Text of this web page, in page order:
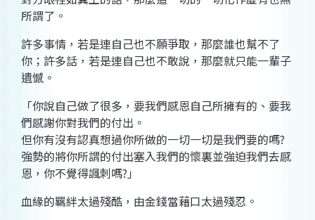
所謂了。
許多事情，若是連自己也不願爭取，那麼誰也幫不了
你；許多話，若是連自己也不敢說，那麼就只能一輩子
遺憾。
「你說自己做了很多，要我們感恩自己所擁有的、要我
們感謝你對我們的付出。
但你有沒有認真想過你所做的一切一切是我們要的嗎?
強勢的將你所謂的付出塞入我們的懷裏並強迫我們去感
恩，你不覺得諷刺嗎?」
血緣的羈絆太過殘酷，由金錢當藉口太過殘忍。